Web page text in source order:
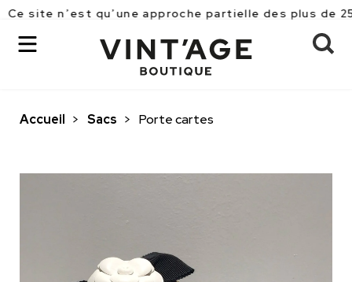
qu’une approche partielle des plus de 2500
Accueil > Sacs > Porte cartes